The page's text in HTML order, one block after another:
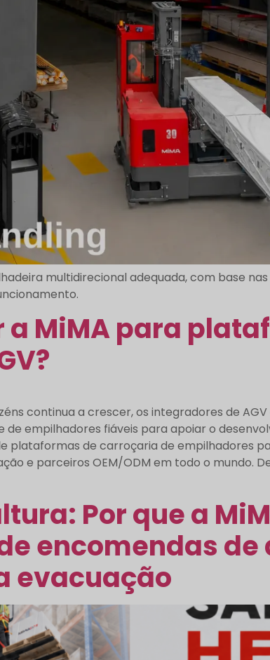
multidirecional adequada, com base
a MiMA para
continua a crescer, os integradores de
empilhadores fiáveis para apoiar o
plataformas de carroçaria de empilhadores
e parceiros OEM/ODM em todo o mundo.
Por que a
encomendas
evacuação